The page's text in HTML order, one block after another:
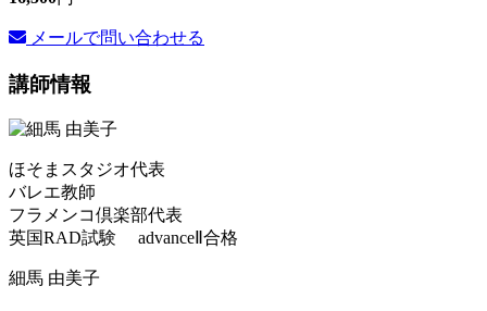
メールで問い合わせる
講師情報
ほそまスタジオ代表
バレエ教師
フラメンコ倶楽部代表
英国RAD試験 advanceⅡ合格
細馬 由美子